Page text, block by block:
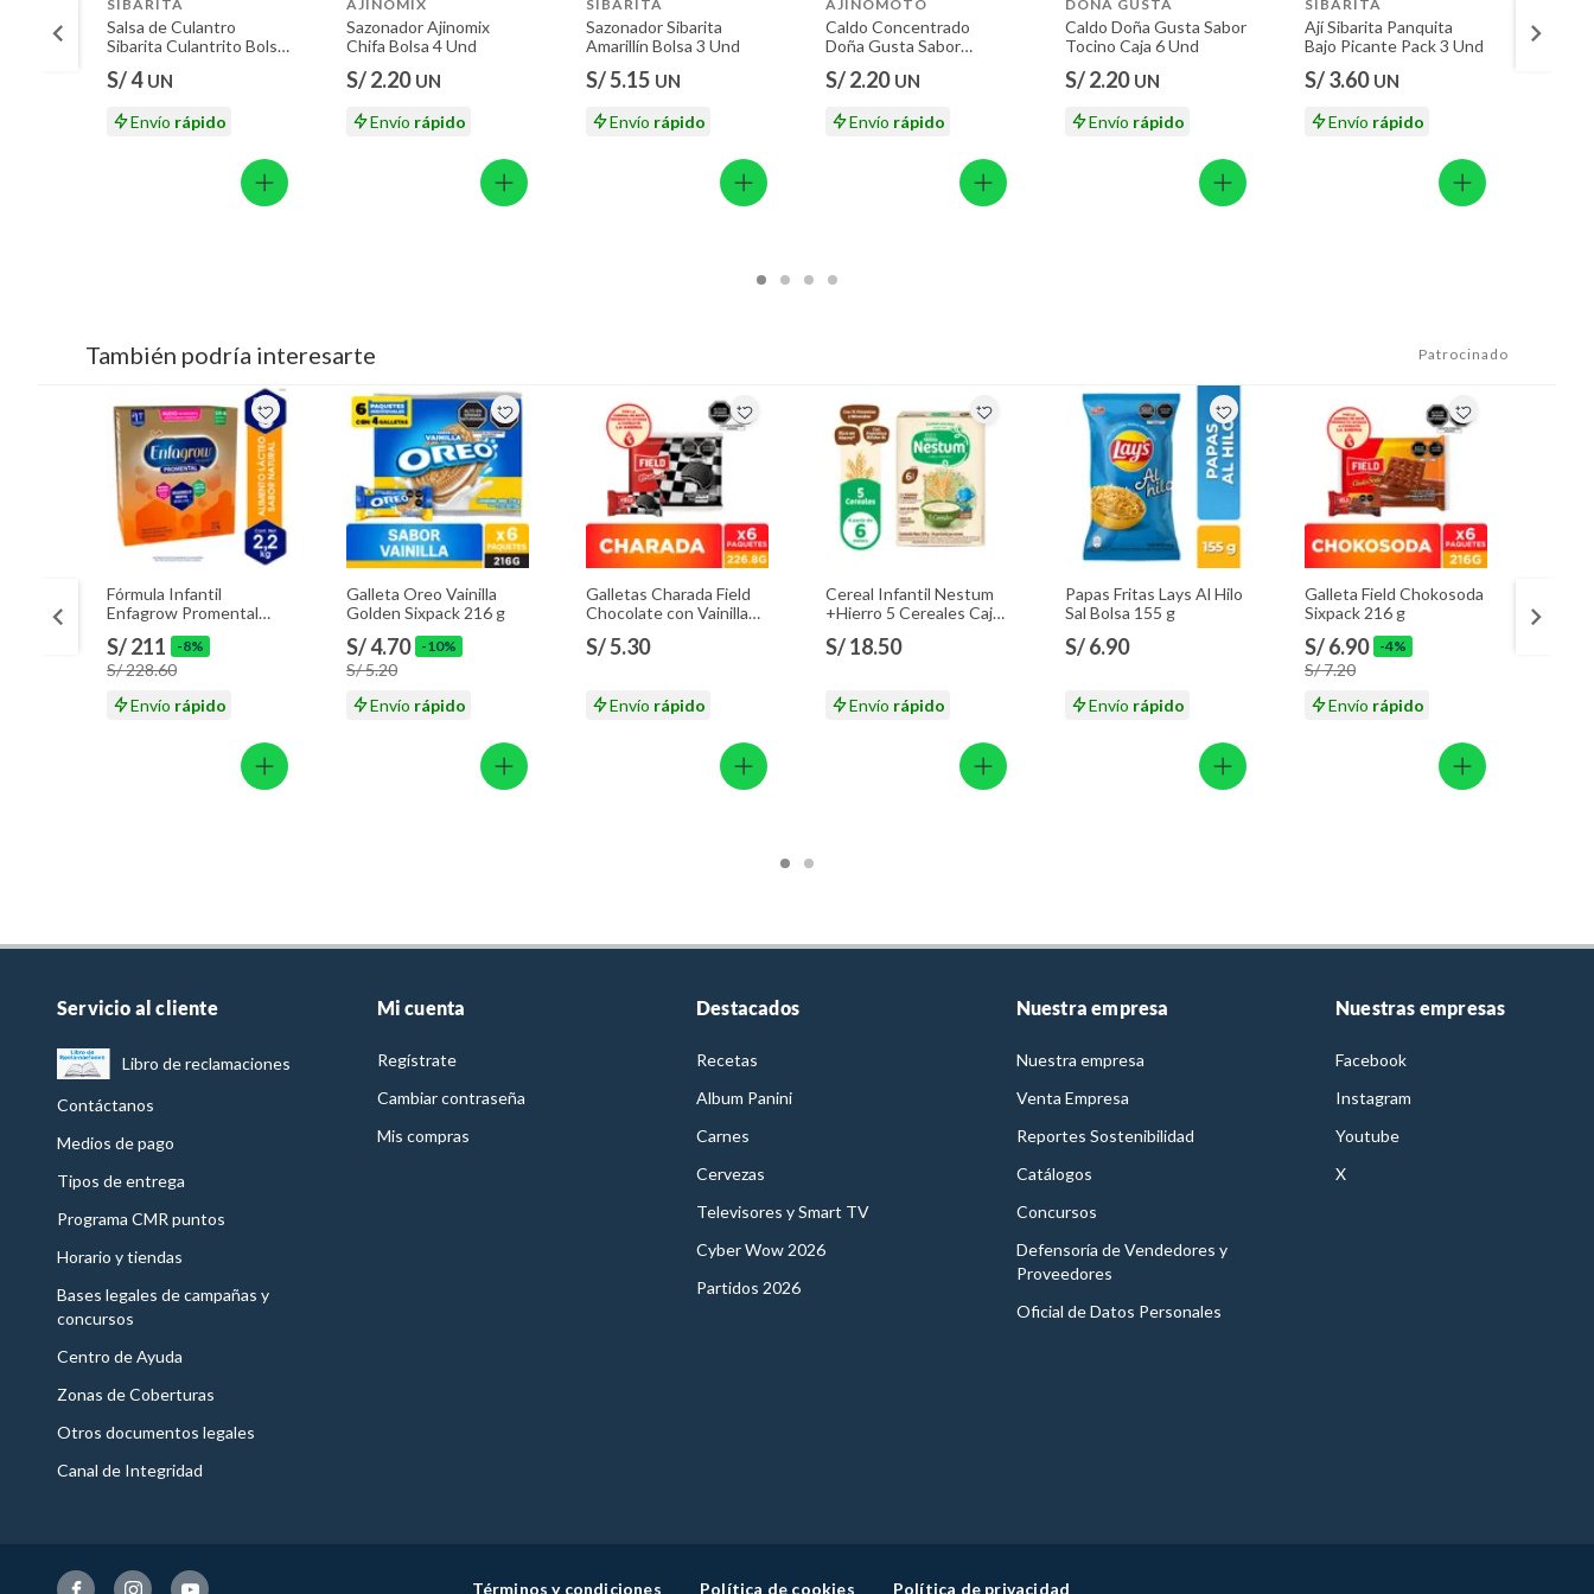
SIBARITA
Salsa de Culantro
Sibarita Culantrito Bolsa
S/ 4 UN
Envío rápido
AJINOMIX
Sazonador Ajinomix
Chifa Bolsa 4 Und
S/ 2.20 UN
Envío rápido
SIBARITA
Sazonador Sibarita
Amarillín Bolsa 3 Und
S/ 5.15 UN
Envío rápido
AJINOMOTO
Caldo Concentrado
Doña Gusta Sabor
Und
S/ 2.20 UN
Envío rápido
DONA GUSTA
Caldo Doña Gusta Sabor
Tocino Caja 6 Und
S/ 2.20 UN
Envío rápido
SIBARITA
Ají Sibarita Panquita
Bajo Picante Pack 3 Und
S/ 3.60 UN
Envío rápido
También podría interesarte Patrocinado
Fórmula Infantil
Enfagrow Promental
Caja 2.2 Kg
S/ 211 -8%
S/ 228.60
Envío rápido
Galleta Oreo Vainilla
Golden Sixpack 216 g
S/ 4.70 -10%
S/ 5.20
Envío rápido
Galletas Charada Field
Chocolate con Vainilla
S/ 5.30
Envío rápido
Cereal Infantil Nestum
+Hierro 5 Cereales Caja
S/ 18.50
Envío rápido
Papas Fritas Lays Al Hilo
Sal Bolsa 155 g
S/ 6.90
Envío rápido
Galleta Field Chokosoda
Sixpack 216 g
S/ 6.90 -4%
S/ 7.20
Envío rápido
Servicio al cliente
Libro de reclamaciones
Contáctanos
Medios de pago
Tipos de entrega
Programa CMR puntos
Horario y tiendas
Bases legales de campañas y
concursos
Centro de Ayuda
Zonas de Coberturas
Otros documentos legales
Canal de Integridad
Mi cuenta
Regístrate
Cambiar contraseña
Mis compras
Destacados
Recetas
Album Panini
Carnes
Cervezas
Televisores y Smart TV
Cyber Wow 2026
Partidos 2026
Nuestra empresa
Nuestra empresa
Venta Empresa
Reportes Sostenibilidad
Catálogos
Concursos
Defensoría de Vendedores y
Proveedores
Oficial de Datos Personales
Nuestras empresas
Facebook
Instagram
Youtube
X
Términos y condiciones Política de cookies Política de privacidad